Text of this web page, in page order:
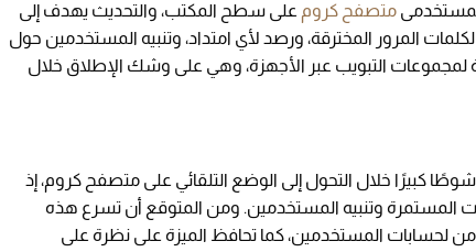
متصفح كروم على سطح المكتب، والتحديث يهدف إلى
المرور المخترقة، ورصد لأي امتداد، وتنبيه المستخدمين حول
لمجموعات التبويب عبر الأجهزة، وهي على وشك الإطلاق خلال
خلال التحول إلى الوضع التلقائي على متصفح كروم، إذ
المستمرة وتنبيه المستخدمين. ومن المتوقع أن تسرع هذه
لحسابات المستخدمين، كما تحافظ الميزة على نظرة على